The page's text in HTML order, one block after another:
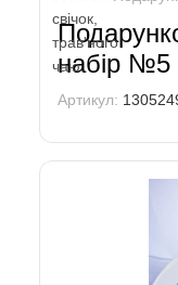
набір №5
Артикул: